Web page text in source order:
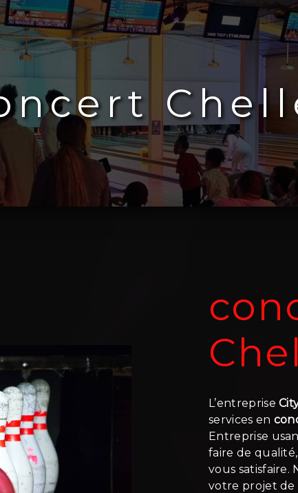
L’entreprise
services en
Entreprise
faire de
vous satisfaire.
votre projet de